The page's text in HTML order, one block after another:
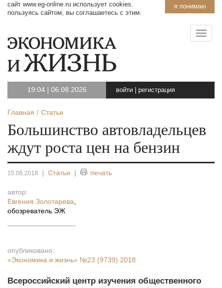
я понимаю
сайт www.eg-online.ru использует cookies.
пользуясь сайтом, вы соглашаетесь с этим.
19:04 | 06.08.2026 войти регистрация
Главная Статьи
Большинство автовладельцев
ждут роста цен на бензин
15.06.2018 | Статьи | печать
автор:
Евгения Золотарева
обозреватель ЭЖ
опубликовано:
«Экономика и жизнь» №23 (9739) 2018
Всероссийский центр изучения общественного